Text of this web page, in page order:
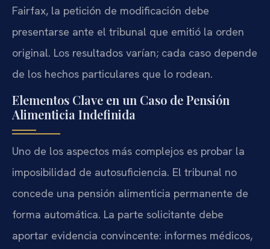
Fairfax, la petición de modificación debe
presentarse ante el tribunal que emitió la orden
original. Los resultados varían; cada caso depende
de los hechos particulares que lo rodean.
Elementos Clave en un Caso de Pensión
Alimenticia Indefinida
Uno de los aspectos más complejos es probar la
imposibilidad de autosuficiencia. El tribunal no
concede una pensión alimenticia permanente de
forma automática. La parte solicitante debe
aportar evidencia convincente: informes médicos,